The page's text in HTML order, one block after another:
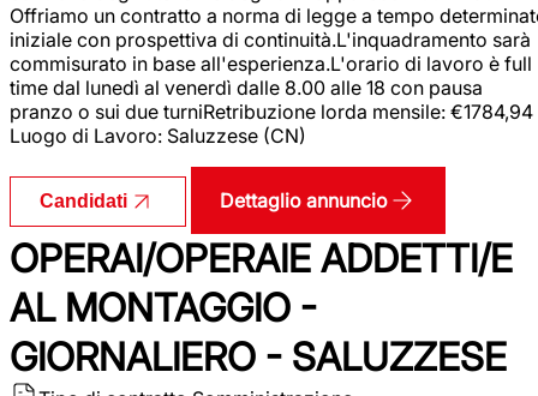
Offriamo un contratto a norma di legge a tempo
iniziale con prospettiva di continuità.L'inquadramento sarà
commisurato in base all'esperienza.L'orario di lavoro è full
time dal lunedì al venerdì dalle 8.00 alle 18 con pausa
pranzo o sui due turniRetribuzione lorda mensile: €1784,94
Luogo di Lavoro: Saluzzese (CN)
Candidati Dettaglio annuncio
OPERAI/OPERAIE ADDETTI/E
AL MONTAGGIO -
GIORNALIERO - SALUZZESE